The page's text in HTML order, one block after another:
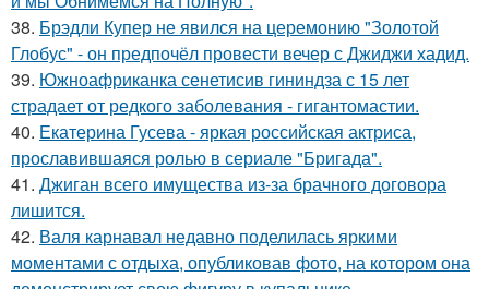
38. Брэдли Купер не явился на церемонию "Золотой
Глобус" - он предпочёл провести вечер с Джиджи хадид.
39. Южноафриканка сенетисив гининдза с 15 лет
страдает от редкого заболевания - гигантомастии.
40. Екатерина Гусева - яркая российская актриса,
прославившаяся ролью в сериале "Бригада".
41. Джиган всего имущества из-за брачного договора
лишится.
42. Валя карнавал недавно поделилась яркими
моментами с отдыха, опубликовав фото, на котором она